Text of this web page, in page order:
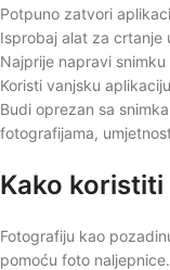
Potpuno zatvori
Isprobaj alat za crtanje
Najprije napravi
Koristi vanjsku
Budi oprezan sa
fotografijama,
Kako
Fotografiju kao
pomoću foto